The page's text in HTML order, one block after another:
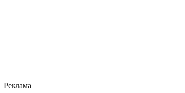
Реклама